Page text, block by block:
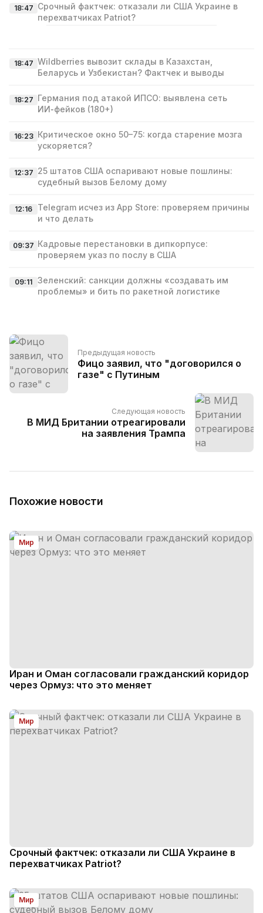
18:47 Срочный фактчек: отказали ли США Украине в
перехватчиках Patriot?
18:47 Wildberries вывозит склады в Казахстан,
Беларусь и Узбекистан? Фактчек и выводы
18:27 Германия под атакой ИПСО: выявлена сеть
ИИ‑фейков (180+)
16:23 Критическое окно 50–75: когда старение мозга
ускоряется?
12:37 25 штатов США оспаривают новые пошлины:
судебный вызов Белому дому
12:16
Telegram исчез из App Store: проверяем причины
и что делать
09:37 Кадровые перестановки в дипкорпусе:
проверяем указ по послу в США
09:11 Зеленский: санкции должны «создавать им
проблемы» и бить по ракетной логистике
Предыдущая новость
Фицо заявил, что "договорился о
газе" с Путиным
Следующая новость
В МИД Британии отреагировали
на заявления Трампа
Похожие новости
Мир
Иран и Оман согласовали гражданский коридор
через Ормуз: что это меняет
Мир
Срочный фактчек: отказали ли США Украине в
перехватчиках Patriot?
Мир